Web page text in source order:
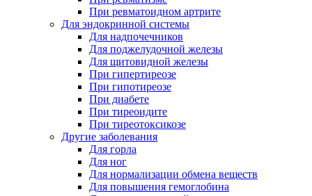
При ревматоидном артрите
Для эндокринной системы
Для надпочечников
Для поджелудочной железы
Для щитовидной железы
При гипертиреозе
При гипотиреозе
При диабете
При тиреоидите
При тиреотоксикозе
Другие заболевания
Для горла
Для ног
Для нормализации обмена веществ
Для повышения гемоглобина